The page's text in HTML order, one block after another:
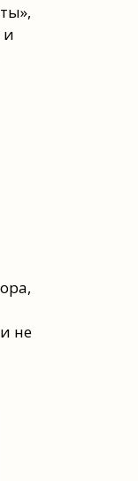
и
не